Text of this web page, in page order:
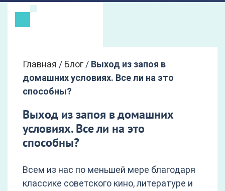
Главная / Блог / Выход из запоя в
домашних условиях. Все ли на это
способны?
Выход из запоя в домашних
условиях. Все ли на это
способны?
Всем из нас по меньшей мере благодаря
классике советского кино, литературе и